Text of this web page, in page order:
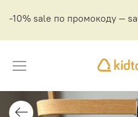
-10% sale по промокоду —